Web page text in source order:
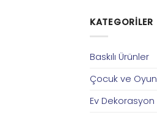
KATEGORILER
Baskılı Ürünler
Çocuk ve Oyun
Ev Dekorasyon